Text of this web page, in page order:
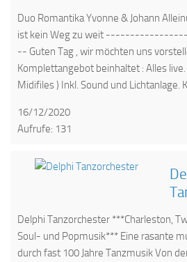
Duo Romantika Yvonne & Johann
ist kein Weg zu weit
-- Guten Tag , wir möchten uns
Komplettangebot beinhaltet : Alles live.
Midifiles ) Inkl. Sound und Lichtanlage.
16/12/2020
Aufrufe: 131
Delphi Tanzorchester ***Charleston,
Soul- und Popmusik*** Eine rasante
durch fast 100 Jahre Tanzmusik Von